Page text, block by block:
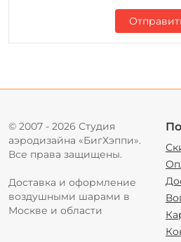
© 2007 - 2026 Студия
аэродизайна «БигХэппи».
Все права защищены.
Доставка и оформление
воздушными шарами в
Москве и области